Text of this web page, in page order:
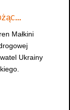
Małkini
Ukrainy